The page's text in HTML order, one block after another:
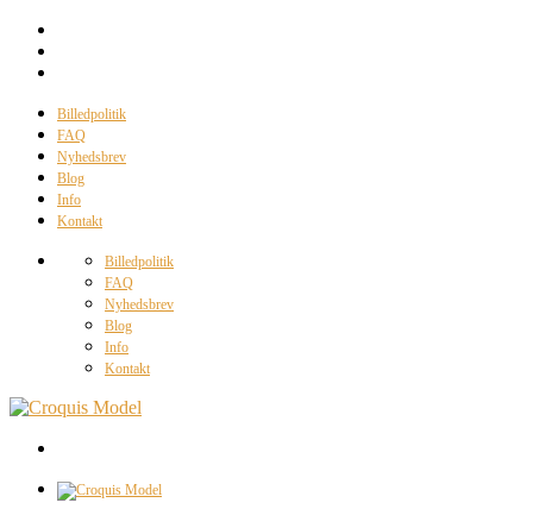
Billedpolitik
FAQ
Nyhedsbrev
Blog
Info
Kontakt
Billedpolitik
FAQ
Nyhedsbrev
Blog
Info
Kontakt